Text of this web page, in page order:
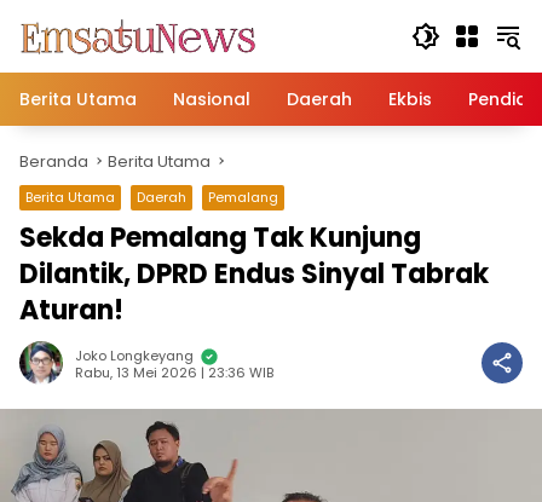
konten
Berita Utama
Nasional Daerah Ekbis
Beranda Berita Utama
Berita Utama Daerah Pemalang
Sekda Pemalang Tak Kunjung
Dilantik, DPRD Endus Sinyal Tabrak
Aturan!
Joko Longkeyang
Rabu, 13 Mei 2026 | 23:36 WIB